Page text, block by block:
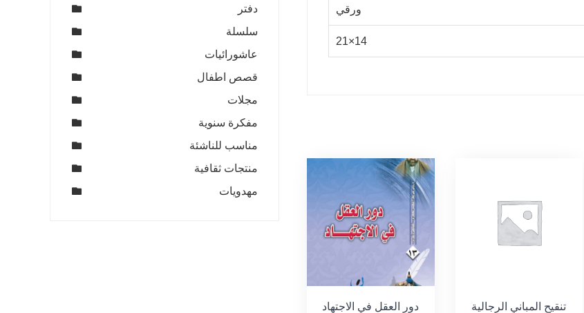
ورقي
14×21
تنقيح المباني الرجالية
دور العقل في الاجتهاد
دفتر
سلسلة
عاشورائيات
قصص اطفال
مجلات
مفكرة سنوية
مناسب للناشئة
منتجات ثقافية
مهدويات